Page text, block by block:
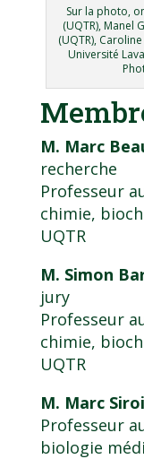
Sur la photo,
(UQTR), Manel
(UQTR),
Université
M. Marc
recherche
Professeur
chimie,
UQTR
M. Simon
jury
Professeur
chimie,
UQTR
M. Marc
Professeur
biologie